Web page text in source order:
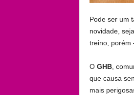
Pode ser um
novidade,
treino, porém
O GHB,
que causa
mais